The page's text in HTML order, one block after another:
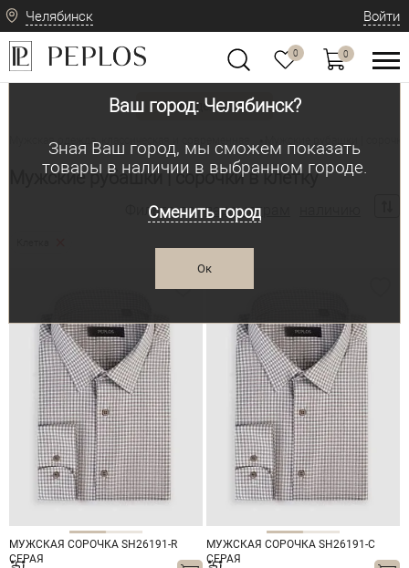
Челябинск
Ваш город: Челябинск?
Зная Ваш город, мы сможем показать
товары в наличии в выбранном городе.
Сменить город
Ок
Войти
0 0
Вид одежды
Мужская одежда: классическая и современная
Мужские рубашки | сорочки в клетку
Фильтр по: параметрам
МУЖСКАЯ СОРОЧКА SH26191-R
СЕРАЯ
МУЖСКАЯ СОРОЧКА SH26191-C
СЕРАЯ